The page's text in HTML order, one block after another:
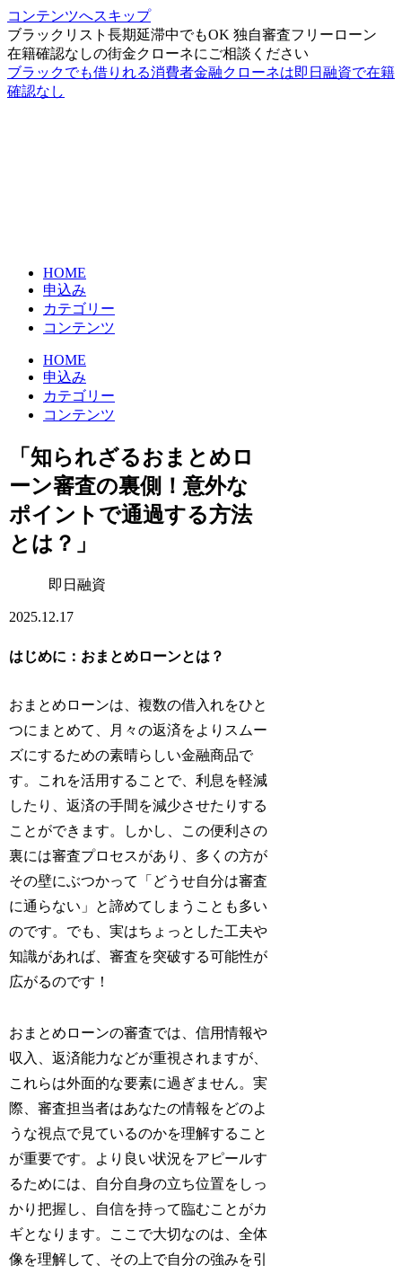
コンテンツへスキップ
ブラックリスト長期延滞中でもOK 独自審査フリーローン
在籍確認なしの街金クローネにご相談ください
ブラックでも借りれる消費者金融クローネは即日融資で在籍
確認なし
HOME
申込み
カテゴリー
コンテンツ
HOME
申込み
カテゴリー
コンテンツ
「知られざるおまとめロ
ーン審査の裏側！意外な
ポイントで通過する方法
とは？」
即日融資
2025.12.17
はじめに：おまとめローンとは？
おまとめローンは、複数の借入れをひと
つにまとめて、月々の返済をよりスムー
ズにするための素晴らしい金融商品で
す。これを活用することで、利息を軽減
したり、返済の手間を減少させたりする
ことができます。しかし、この便利さの
裏には審査プロセスがあり、多くの方が
その壁にぶつかって「どうせ自分は審査
に通らない」と諦めてしまうことも多い
のです。でも、実はちょっとした工夫や
知識があれば、審査を突破する可能性が
広がるのです！
おまとめローンの審査では、信用情報や
収入、返済能力などが重視されますが、
これらは外面的な要素に過ぎません。実
際、審査担当者はあなたの情報をどのよ
うな視点で見ているのかを理解すること
が重要です。より良い状況をアピールす
るためには、自分自身の立ち位置をしっ
かり把握し、自信を持って臨むことがカ
ギとなります。ここで大切なのは、全体
像を理解して、その上で自分の強みを引